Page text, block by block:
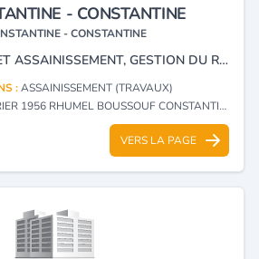
- CONSTANTINE
- CONSTANTINE
TRAVAUX D'EAUX ET ASSAINISSEMENT, GESTION DU RÉSEAU DE L'EAU POTABLE
:ASSAINISSEMENT (TRAVAUX)
RHUMEL BOUSSOUF CONSTANTINE - CONSTANTINE
VERS LA PAGE